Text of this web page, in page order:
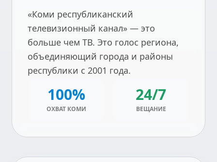
«Коми республиканский
телевизионный канал» — это
больше чем ТВ. Это голос региона,
объединяющий города и районы
республики с 2001 года.
100%
ОХВАТ КОМИ
24/7
ВЕЩАНИЕ